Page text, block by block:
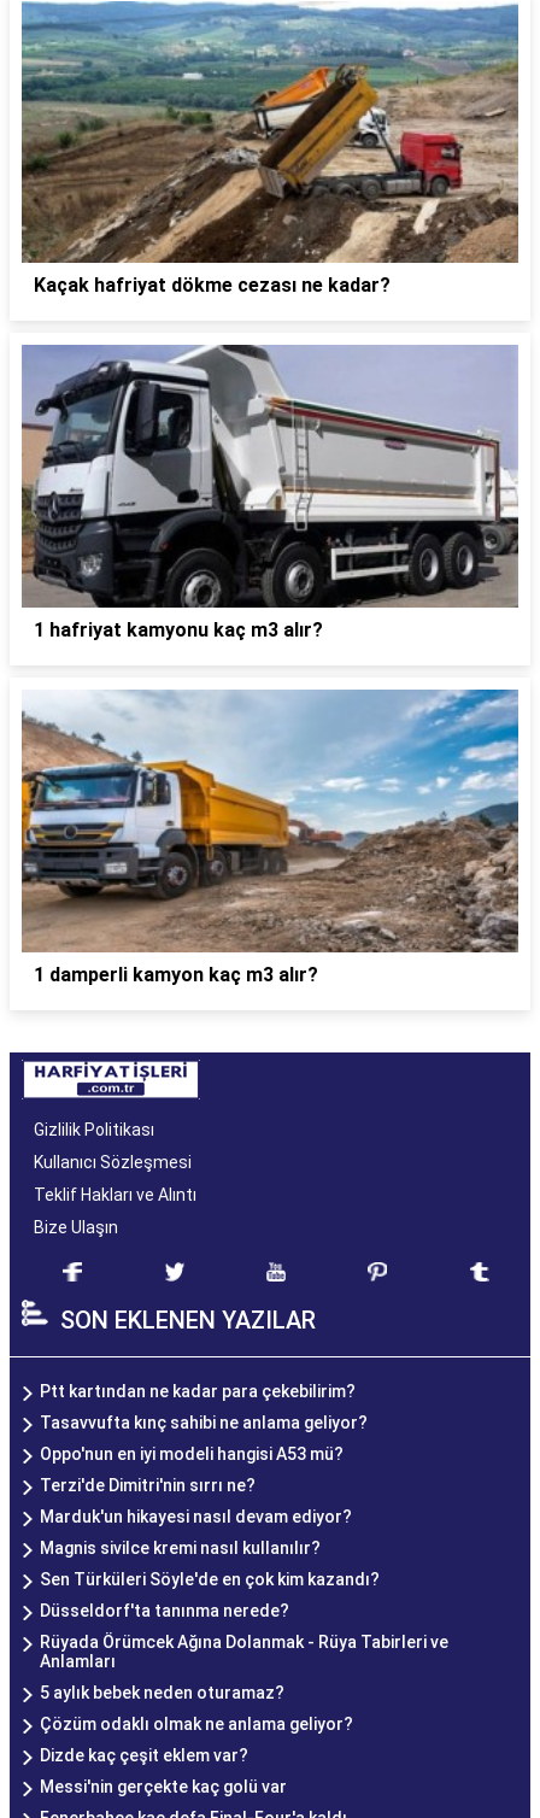
Kaçak hafriyat dökme cezası ne kadar?
1 hafriyat kamyonu kaç m3 alır?
1 damperli kamyon kaç m3 alır?
Gizlilik Politikası
Kullanıcı Sözleşmesi
Teklif Hakları ve Alıntı
Bize Ulaşın
SON EKLENEN YAZILAR
Ptt kartından ne kadar para çekebilirim?
Tasavvufta kınç sahibi ne anlama geliyor?
Oppo'nun en iyi modeli hangisi A53 mü?
Terzi'de Dimitri'nin sırrı ne?
Marduk'un hikayesi nasıl devam ediyor?
Magnis sivilce kremi nasıl kullanılır?
Sen Türküleri Söyle'de en çok kim kazandı?
Düsseldorf'ta tanınma nerede?
Rüyada Örümcek Ağına Dolanmak - Rüya Tabirleri ve
Anlamları
5 aylık bebek neden oturamaz?
Çözüm odaklı olmak ne anlama geliyor?
Dizde kaç çeşit eklem var?
Messi'nin gerçekte kaç golü var